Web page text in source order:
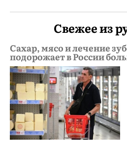
Свежее из
Сахар, мясо и лечение
подорожает в России